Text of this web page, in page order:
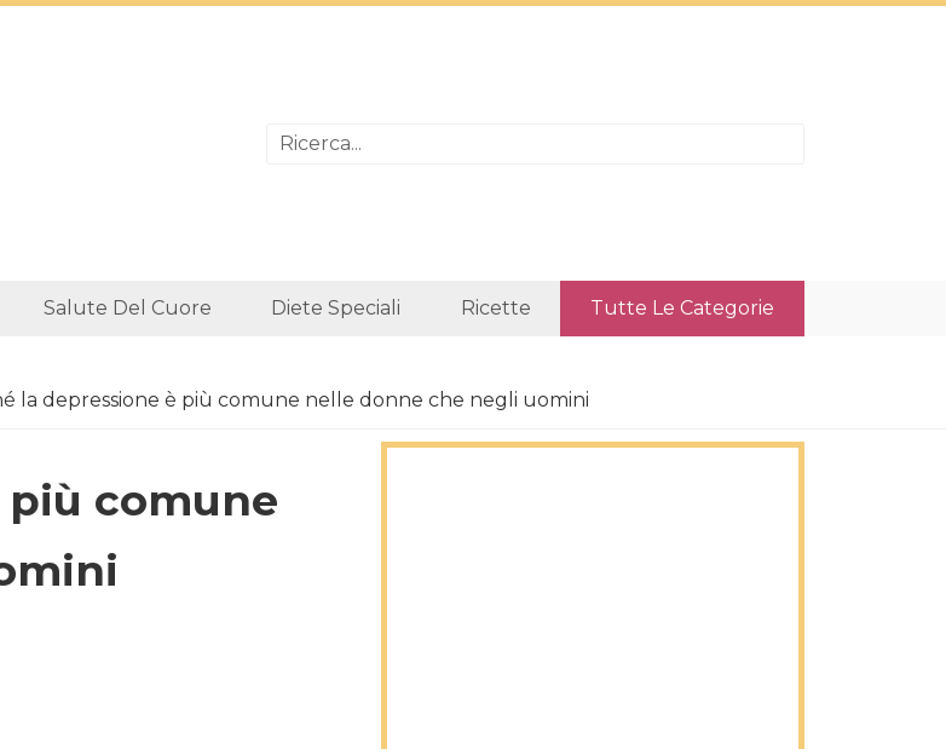
Salute Del Cuore Diete Speciali Ricette Tutte Le Categorie
la depressione è più comune nelle donne che negli uomini
più comune